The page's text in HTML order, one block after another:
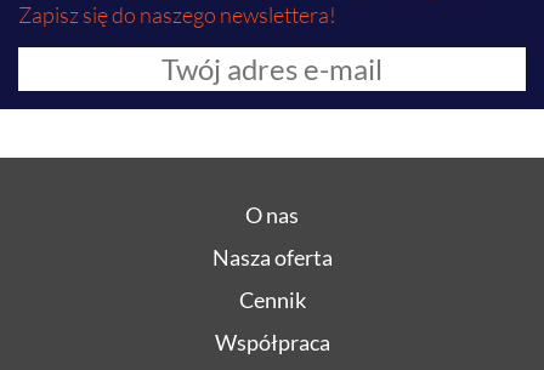
Zapisz się do naszego newslettera!
O nas
Nasza oferta
Cennik
Współpraca